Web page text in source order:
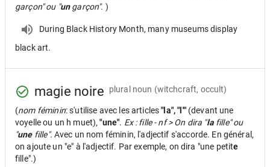
garçon" ou "ungarçon". )
During Black History Month, many museums display
black art.
magie noire plural noun (witchcraft, occult)
(nom féminin: s'utilise avec les articles"la", "l'" (devant une
voyelle ou un h muet),"une". Ex : fille - nf > On dira "lafille" ou
"unefille". Avec un nom féminin, l'adjectif s'accorde. En général,
on ajoute un "e" à l'adjectif. Par exemple, on dira "une petite
fille".)